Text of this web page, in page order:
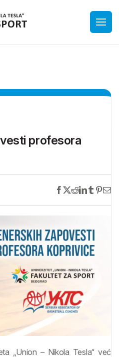
profesora
„Union – Nikola Tesla“ već